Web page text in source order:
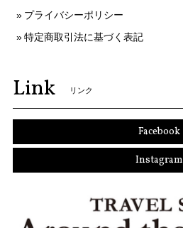
プライバシーポリシー
特定商取引法に基づく表記
Link リンク
Facebook
Instagram